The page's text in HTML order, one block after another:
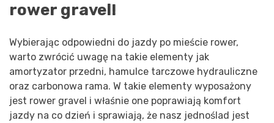
rower gravel!
Wybierając odpowiedni do jazdy po mieście rower,
warto zwrócić uwagę na takie elementy jak
amortyzator przedni, hamulce tarczowe hydrauliczne
oraz carbonowa rama. W takie elementy wyposażony
jest rower gravel i właśnie one poprawiają komfort
jazdy na co dzień i sprawiają, że nasz jednoślad jest